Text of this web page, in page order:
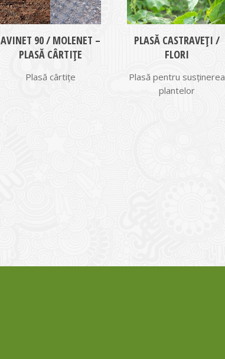
AVINET 90 / MOLENET –
PLASĂ CÂRTIȚE
Plasă cârtițe
PLASĂ CASTRAVEȚI /
FLORI
Plasă pentru susținerea
plantelor